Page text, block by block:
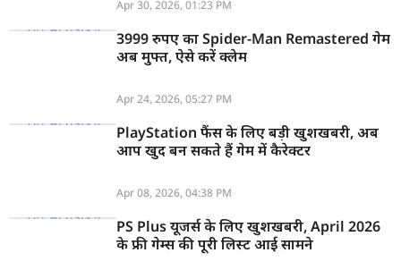
Apr 30, 2026, 01:23 PM
3999 रुपए का Spider-Man Remastered गेम
अब मुफ्त, ऐसे करें क्लेम
Apr 24, 2026, 05:27 PM
PlayStation फैंस के लिए बड़ी खुशखबरी, अब
आप खुद बन सकते हैं गेम में कैरेक्टर
Apr 08, 2026, 04:38 PM
PS Plus यूजर्स के लिए खुशखबरी, April 2026
के फ्री गेम्स की पूरी लिस्ट आई सामने